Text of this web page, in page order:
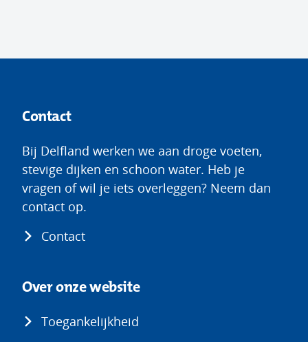
Contact
Bij Delfland werken we aan droge voeten,
stevige dijken en schoon water. Heb je
vragen of wil je iets overleggen? Neem dan
contact op.
Contact
Over onze website
Toegankelijkheid